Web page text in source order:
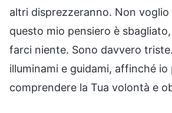
altri disprezzeranno. Non
questo mio pensiero è
farci niente. Sono davvero
illuminami e guidami, affinché io
comprendere la Tua volontà e